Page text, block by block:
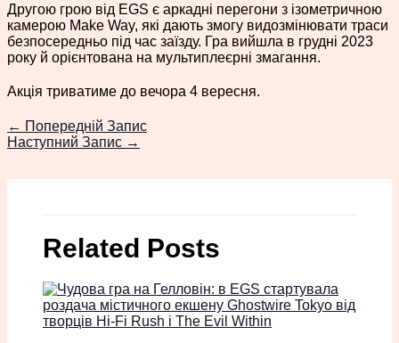
Другою грою від EGS є аркадні перегони з ізометричною
камерою Make Way, які дають змогу видозмінювати траси
безпосередньо під час заїзду. Гра вийшла в грудні 2023
року й орієнтована на мультиплеєрні змагання.
Акція триватиме до вечора 4 вересня.
← Попередній Запис
Наступний Запис →
Related Posts